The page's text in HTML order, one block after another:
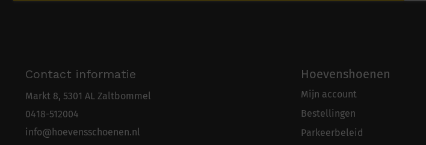
Contact informatie
Markt 8, 5301 AL Zaltbommel
0418-512004
info@hoevensschoenen.nl
Hoevenshoenen
Mijn account
Bestellingen
Parkeerbeleid